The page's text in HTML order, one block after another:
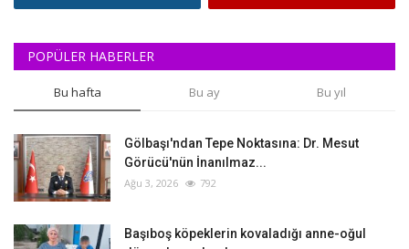
POPÜLER HABERLER
Bu hafta Bu ay Bu yıl
Gölbaşı'ndan Tepe Noktasına: Dr. Mesut
Görücü'nün İnanılmaz...
Ağu 3, 2026 792
Başıboş köpeklerin kovaladığı anne-oğul